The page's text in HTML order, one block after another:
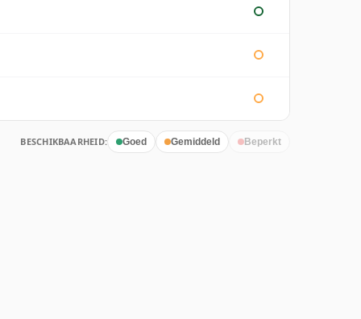
BESCHIKBAARHEID: Goed Gemiddeld Beperkt